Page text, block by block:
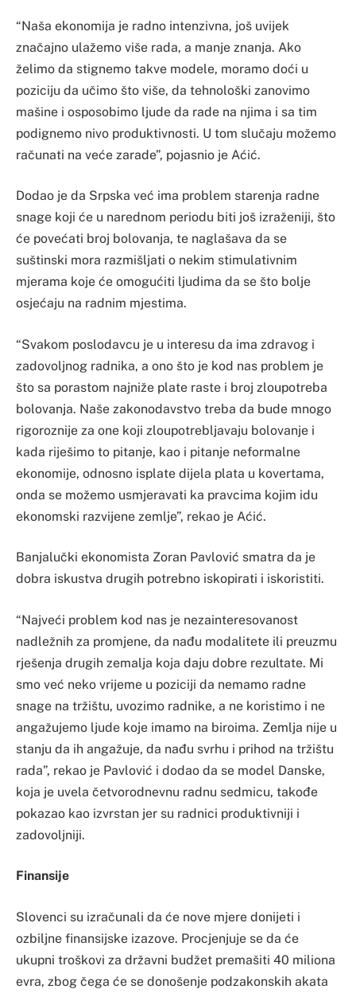
“Naša ekonomija je radno intenzivna, još uvijek
značajno ulažemo više rada, a manje znanja. Ako
želimo da stignemo takve modele, moramo doći u
poziciju da učimo što više, da tehnološki zanovimo
mašine i osposobimo ljude da rade na njima i sa tim
podignemo nivo produktivnosti. U tom slučaju možemo
računati na veće zarade”, pojasnio je Aćić.
Dodao je da Srpska već ima problem starenja radne
snage koji će u narednom periodu biti još izraženiji, što
će povećati broj bolovanja, te naglašava da se
suštinski mora razmišljati o nekim stimulativnim
mjerama koje će omogućiti ljudima da se što bolje
osjećaju na radnim mjestima.
“Svakom poslodavcu je u interesu da ima zdravog i
zadovoljnog radnika, a ono što je kod nas problem je
što sa porastom najniže plate raste i broj zloupotreba
bolovanja. Naše zakonodavstvo treba da bude mnogo
rigoroznije za one koji zloupotrebljavaju bolovanje i
kada riješimo to pitanje, kao i pitanje neformalne
ekonomije, odnosno isplate dijela plata u kovertama,
onda se možemo usmjeravati ka pravcima kojim idu
ekonomski razvijene zemlje”, rekao je Aćić.
Banjalučki ekonomista Zoran Pavlović smatra da je
dobra iskustva drugih potrebno iskopirati i iskoristiti.
“Najveći problem kod nas je nezainteresovanost
nadležnih za promjene, da nađu modalitete ili preuzmu
rješenja drugih zemalja koja daju dobre rezultate. Mi
smo već neko vrijeme u poziciji da nemamo radne
snage na tržištu, uvozimo radnike, a ne koristimo i ne
angažujemo ljude koje imamo na biroima. Zemlja nije u
stanju da ih angažuje, da nađu svrhu i prihod na tržištu
rada”, rekao je Pavlović i dodao da se model Danske,
koja je uvela četvorodnevnu radnu sedmicu, takođe
pokazao kao izvrstan jer su radnici produktivniji i
zadovoljniji.
Finansije
Slovenci su izračunali da će nove mjere donijeti i
ozbiljne finansijske izazove. Procjenjuje se da će
ukupni troškovi za državni budžet premašiti 40 miliona
evra, zbog čega će se donošenje podzakonskih akata